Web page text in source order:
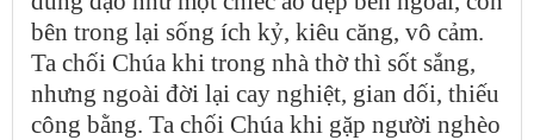
bên trong lại sống ích kỷ, kiêu căng, vô cảm.
Ta chối Chúa khi trong nhà thờ thì sốt sắng,
nhưng ngoài đời lại cay nghiệt, gian dối, thiếu
công bằng. Ta chối Chúa khi gặp người nghèo